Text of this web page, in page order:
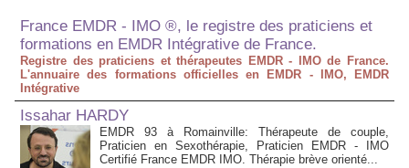
France EMDR - IMO ®, le registre des praticiens et
formations en EMDR Intégrative de France.
Registre des praticiens et thérapeutes EMDR - IMO de France.
L'annuaire des formations officielles en EMDR - IMO, EMDR
Intégrative
Issahar HARDY
EMDR 93 à Romainville: Thérapeute de couple,
Praticien en Sexothérapie, Praticien EMDR - IMO
Certifié France EMDR IMO. Thérapie brève orienté...